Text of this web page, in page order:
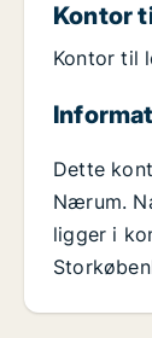
Kontor
Kontor til
Dette
Nærum.
ligger i